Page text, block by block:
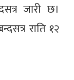
जारी छ।
राति १२